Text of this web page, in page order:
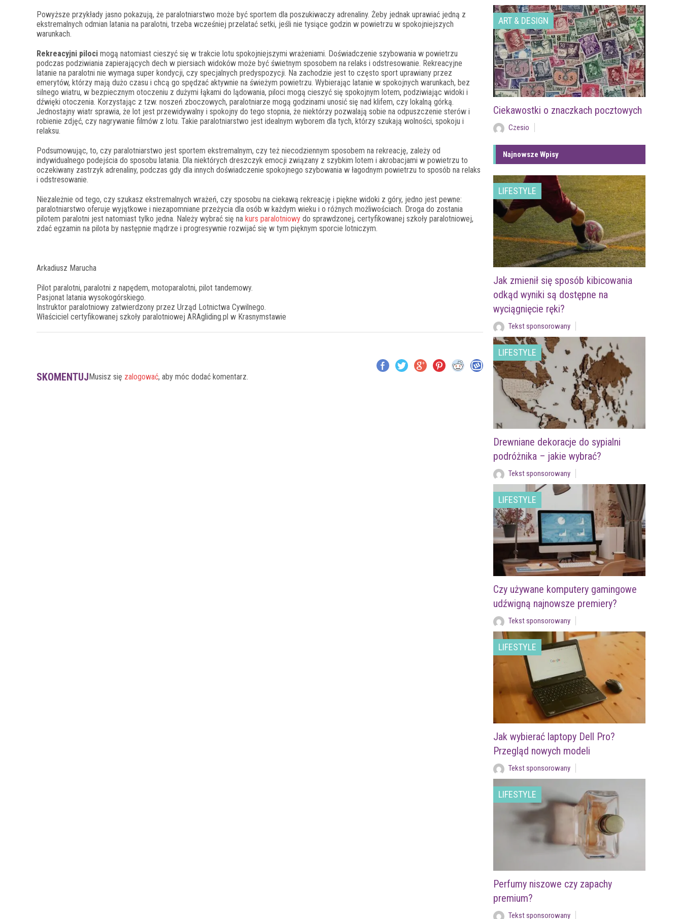
Powyższe przykłady jasno pokazują, że paralotniarstwo może być sportem dla poszukiwaczy adrenaliny. Żeby jednak uprawiać jedną z
ekstremalnych odmian latania na paralotni, trzeba wcześniej przelatać setki, jeśli nie tysiące godzin w powietrzu w spokojniejszych
warunkach.
Rekreacyjni piloci mogą natomiast cieszyć się w trakcie lotu spokojniejszymi wrażeniami. Doświadczenie szybowania w powietrzu
podczas podziwiania zapierających dech w piersiach widoków może być świetnym sposobem na relaks i odstresowanie. Rekreacyjne
latanie na paralotni nie wymaga super kondycji, czy specjalnych predyspozycji. Na zachodzie jest to często sport uprawiany przez
emerytów, którzy mają dużo czasu i chcą go spędzać aktywnie na świeżym powietrzu. Wybierając latanie w spokojnych warunkach, bez
silnego wiatru, w bezpiecznym otoczeniu z dużymi łąkami do lądowania, piloci mogą cieszyć się spokojnym lotem, podziwiając widoki i
dźwięki otoczenia. Korzystając z tzw. noszeń zboczowych, paralotniarze mogą godzinami unosić się nad klifem, czy lokalną górką.
Jednostajny wiatr sprawia, że lot jest przewidywalny i spokojny do tego stopnia, że niektórzy pozwalają sobie na odpuszczenie sterów i
robienie zdjęć, czy nagrywanie filmów z lotu. Takie paralotniarstwo jest idealnym wyborem dla tych, którzy szukają wolności, spokoju i
relaksu.
Podsumowując, to, czy paralotniarstwo jest sportem ekstremalnym, czy też niecodziennym sposobem na rekreację, zależy od
indywidualnego podejścia do sposobu latania. Dla niektórych dreszczyk emocji związany z szybkim lotem i akrobacjami w powietrzu to
oczekiwany zastrzyk adrenaliny, podczas gdy dla innych doświadczenie spokojnego szybowania w łagodnym powietrzu to sposób na relaks
i odstresowanie.
Niezależnie od tego, czy szukasz ekstremalnych wrażeń, czy sposobu na ciekawą rekreację i piękne widoki z góry, jedno jest pewne:
paralotniarstwo oferuje wyjątkowe i niezapomniane przeżycia dla osób w każdym wieku i o różnych możliwościach. Droga do zostania
pilotem paralotni jest natomiast tylko jedna. Należy wybrać się na kurs paralotniowy do sprawdzonej, certyfikowanej szkoły paralotniowej,
zdać egzamin na pilota by następnie mądrze i progresywnie rozwijać się w tym pięknym sporcie lotniczym.
Arkadiusz Marucha
Pilot paralotni, paralotni z napędem, motoparalotni, pilot tandemowy.
Pasjonat latania wysokogórskiego.
Instruktor paralotniowy zatwierdzony przez Urząd Lotnictwa Cywilnego.
Właściciel certyfikowanej szkoły paralotniowej ARAgliding.pl w Krasnymstawie
SKOMENTUJMusisz się zalogować, aby móc dodać komentarz.
ART & DESIGN
Ciekawostki o znaczkach pocztowych
Czesio
Najnowsze Wpisy
LIFESTYLE
Jak zmienił się sposób kibicowania
odkąd wyniki są dostępne na
wyciągnięcie ręki?
Tekst sponsorowany
LIFESTYLE
Drewniane dekoracje do sypialni
podróżnika – jakie wybrać?
Tekst sponsorowany
LIFESTYLE
Czy używane komputery gamingowe
udźwigną najnowsze premiery?
Tekst sponsorowany
LIFESTYLE
Jak wybierać laptopy Dell Pro?
Przegląd nowych modeli
Tekst sponsorowany
LIFESTYLE
Perfumy niszowe czy zapachy
premium?
Tekst sponsorowany